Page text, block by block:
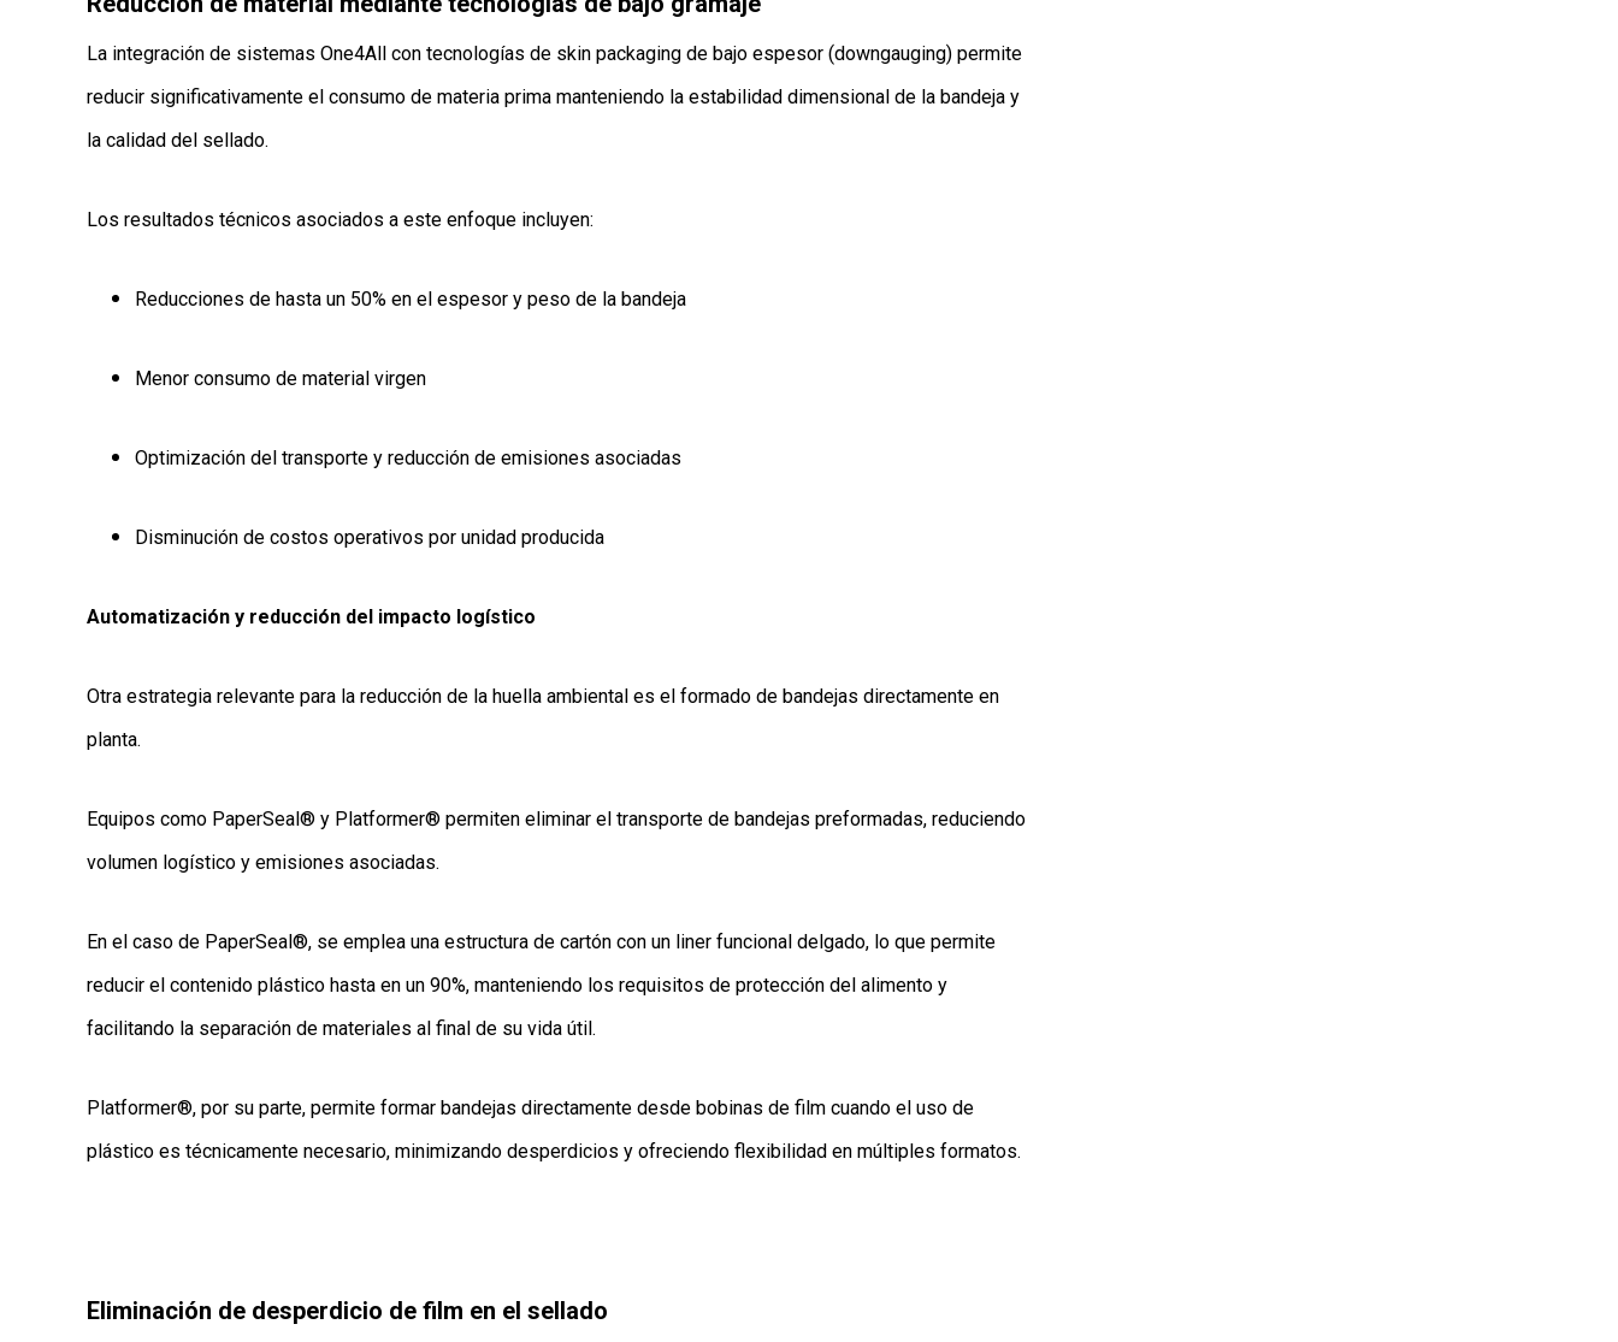
La integración de sistemas One4All con tecnologías de skin packaging de bajo espesor (downgauging) permite
reducir significativamente el consumo de materia prima manteniendo la estabilidad dimensional de la bandeja y
la calidad del sellado.
Los resultados técnicos asociados a este enfoque incluyen:
Reducciones de hasta un 50% en el espesor y peso de la bandeja
Menor consumo de material virgen
Optimización del transporte y reducción de emisiones asociadas
Disminución de costos operativos por unidad producida
Automatización y reducción del impacto logístico
Otra estrategia relevante para la reducción de la huella ambiental es el formado de bandejas directamente en
planta.
Equipos como PaperSeal® y Platformer® permiten eliminar el transporte de bandejas preformadas, reduciendo
volumen logístico y emisiones asociadas.
En el caso de PaperSeal®, se emplea una estructura de cartón con un liner funcional delgado, lo que permite
reducir el contenido plástico hasta en un 90%, manteniendo los requisitos de protección del alimento y
facilitando la separación de materiales al final de su vida útil.
Platformer®, por su parte, permite formar bandejas directamente desde bobinas de film cuando el uso de
plástico es técnicamente necesario, minimizando desperdicios y ofreciendo flexibilidad en múltiples formatos.
Eliminación de desperdicio de film en el sellado